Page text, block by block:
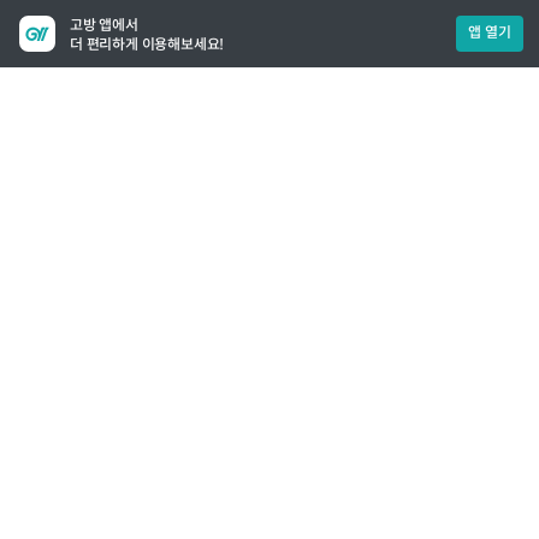
고방 앱에서
더 편리하게 이용해보세요!
앱 열기